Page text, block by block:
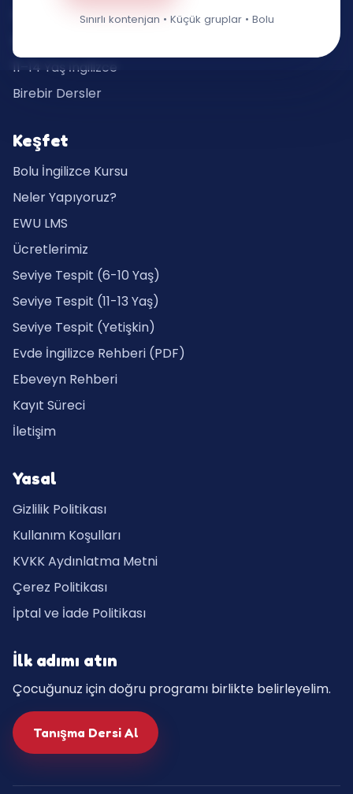
Sınırlı kontenjan • Küçük gruplar • Bolu
6–7 Yaş İngilizce
11–14 Yaş İngilizce
Birebir Dersler
Keşfet
Bolu İngilizce Kursu
Neler Yapıyoruz?
EWU LMS
Ücretlerimiz
Seviye Tespit (6-10 Yaş)
Seviye Tespit (11-13 Yaş)
Seviye Tespit (Yetişkin)
Evde İngilizce Rehberi (PDF)
Ebeveyn Rehberi
Kayıt Süreci
İletişim
Yasal
Gizlilik Politikası
Kullanım Koşulları
KVKK Aydınlatma Metni
Çerez Politikası
İptal ve İade Politikası
İlk adımı atın
Çocuğunuz için doğru programı birlikte belirleyelim.
Tanışma Dersi Al